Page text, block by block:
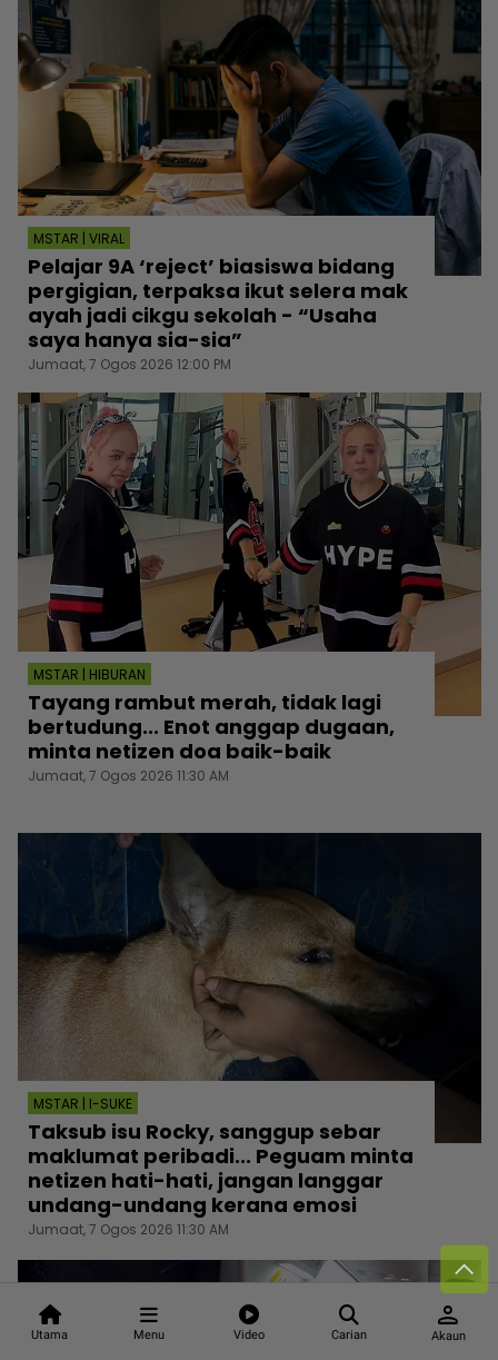
Utama Menu Video Carian
person
Akaun
MSTAR | VIRAL
Pelajar 9A ‘reject’ biasiswa bidang
pergigian, terpaksa ikut selera mak
ayah jadi cikgu sekolah - “Usaha
saya hanya sia-sia”
Jumaat, 7 Ogos 2026 12:00 PM
MSTAR | HIBURAN
Tayang rambut merah, tidak lagi
bertudung... Enot anggap dugaan,
minta netizen doa baik-baik
Jumaat, 7 Ogos 2026 11:30 AM
MSTAR | I-SUKE
Taksub isu Rocky, sanggup sebar
maklumat peribadi... Peguam minta
netizen hati-hati, jangan langgar
undang-undang kerana emosi
Jumaat, 7 Ogos 2026 11:30 AM